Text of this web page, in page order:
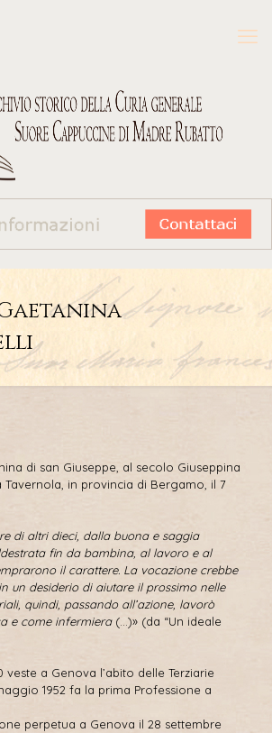
di san Giuseppe, al secolo Giuseppina
Tavernola, in provincia di Bergamo, il 7
di altri dieci, dalla buona e saggia
fin da bambina, al lavoro e al
il carattere. La vocazione crebbe
un desiderio di aiutare il prossimo nelle
quindi, passando all’azione, lavorò
e come infermiera(…)» (da “Un ideale
veste a Genova l’abito delle Terziarie
1952 fa la prima Professione a
perpetua a Genova il 28 settembre